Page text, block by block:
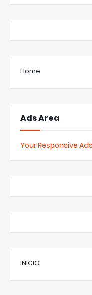
Home
Ads Area
Your Responsive
INICIO